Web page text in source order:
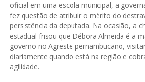
oficial em uma escola municipal, a
fez questão de atribuir o mérito do
persistência da deputada. Na ocasião, a
estadual frisou que Débora Almeida é a
governo no Agreste pernambucano,
diariamente quando está na região e
agilidade.